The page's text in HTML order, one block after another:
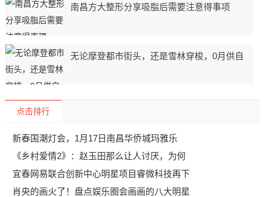
南昌方大整形分享吸脂后需要注意得事项
无论摩登都市街头，还是雪林穿梭，0月供自
点击排行
新春国潮灯会，1月17日南昌华侨城玛雅乐
《乡村爱情2》：赵玉田那么让人讨厌，为何
宜春网易联合创新中心明星项目睿微科技再下
肖央的画火了！盘点娱乐圈会画画的八大明星